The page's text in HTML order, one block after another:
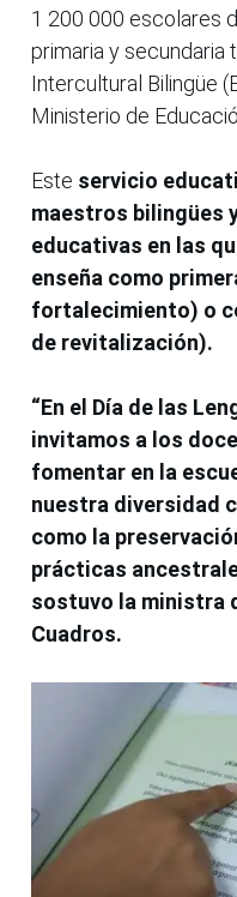
1 200 000 escolares
primaria y secundaria
Intercultural Bilingüe
Ministerio de
Este servicio
maestros bilingües
educativas en las
enseña como
fortalecimiento) o
de revitalización).
“En el Día de las
invitamos a los
fomentar en la
nuestra diversidad
como la
prácticas
sostuvo la ministra
Cuadros.